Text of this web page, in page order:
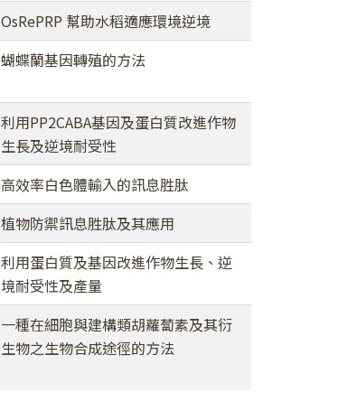
OsRePRP 幫助水稻適應環境逆境
蝴蝶蘭基因轉殖的方法
利用PP2CABA基因及蛋白質改進作物
生長及逆境耐受性
高效率白色體輸入的訊息胜肽
植物防禦訊息胜肽及其應用
利用蛋白質及基因改進作物生長、逆
境耐受性及產量
一種在細胞與建構類胡蘿蔔素及其衍
生物之生物合成途徑的方法